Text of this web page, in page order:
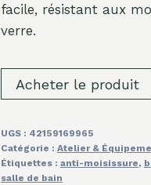
facile, résistant aux
verre.
Acheter le produit
UGS : 42159169965
Catégorie : Atelier &
Étiquettes : anti-moisissure,
salle de bain